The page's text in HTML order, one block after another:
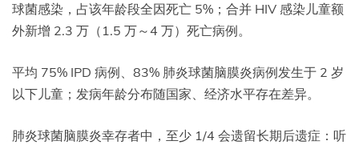
球菌感染，占该年龄段全因死亡 5%；合并 HIV 感染儿童额
外新增 2.3 万（1.5 万～4 万）死亡病例。
平均 75% IPD 病例、83% 肺炎球菌脑膜炎病例发生于 2 岁
以下儿童；发病年龄分布随国家、经济水平存在差异。
肺炎球菌脑膜炎幸存者中，至少 1/4 会遗留长期后遗症：听